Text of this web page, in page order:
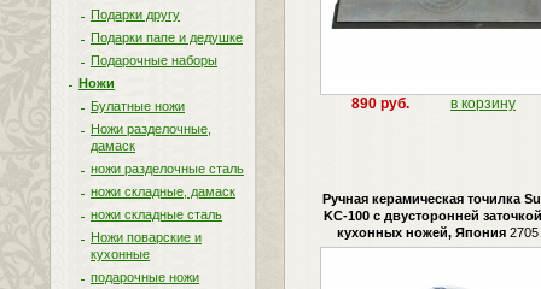
Подарки другу
Подарки папе и дедушке
Подарочные наборы
Ножи
Булатные ножи
Ножи разделочные,
дамаск
ножи разделочные сталь
ножи складные, дамаск
ножи складные сталь
Ножи поварские и
кухонные
подарочные ножи
890 руб. в корзину
Ручная керамическая точилка
KC-100 с двусторонней
кухонных ножей, Япония 2705